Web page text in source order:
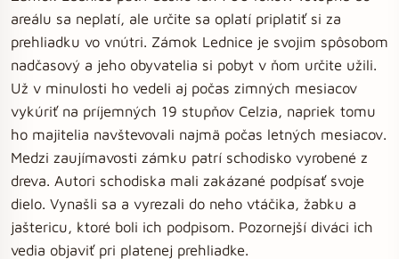
areálu sa neplatí, ale určite sa oplatí priplatiť si za
prehliadku vo vnútri. Zámok Lednice je svojim spôsobom
nadčasový a jeho obyvatelia si pobyt v ňom určite užili.
Už v minulosti ho vedeli aj počas zimných mesiacov
vykúriť na príjemných 19 stupňov Celzia, napriek tomu
ho majitelia navštevovali najmä počas letných mesiacov.
Medzi zaujímavosti zámku patrí schodisko vyrobené z
dreva. Autori schodiska mali zakázané podpísať svoje
dielo. Vynašli sa a vyrezali do neho vtáčika, žabku a
jaštericu, ktoré boli ich podpisom. Pozornejší diváci ich
vedia objaviť pri platenej prehliadke.